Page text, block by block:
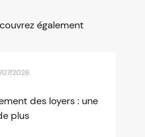
également
07/2026
des loyers : une
plus